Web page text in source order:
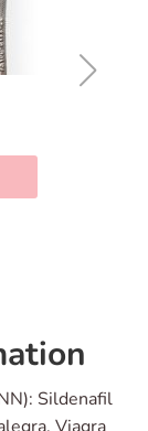
Sildenafil